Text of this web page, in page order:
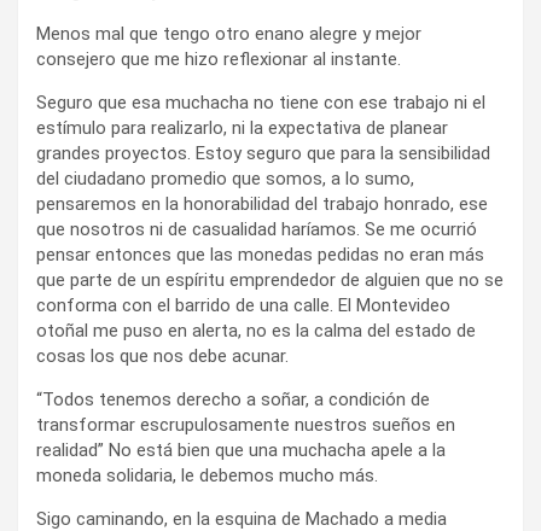
Menos mal que tengo otro enano alegre y mejor
consejero que me hizo reflexionar al instante.
Seguro que esa muchacha no tiene con ese trabajo ni el
estímulo para realizarlo, ni la expectativa de planear
grandes proyectos. Estoy seguro que para la sensibilidad
del ciudadano promedio que somos, a lo sumo,
pensaremos en la honorabilidad del trabajo honrado, ese
que nosotros ni de casualidad haríamos. Se me ocurrió
pensar entonces que las monedas pedidas no eran más
que parte de un espíritu emprendedor de alguien que no se
conforma con el barrido de una calle. El Montevideo
otoñal me puso en alerta, no es la calma del estado de
cosas los que nos debe acunar.
“Todos tenemos derecho a soñar, a condición de
transformar escrupulosamente nuestros sueños en
realidad” No está bien que una muchacha apele a la
moneda solidaria, le debemos mucho más.
Sigo caminando, en la esquina de Machado a media